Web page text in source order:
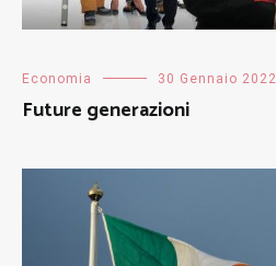
Economia 30 Gennaio 2022
Future generazioni